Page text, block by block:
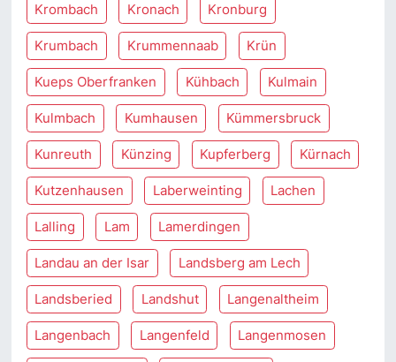
Krombach Kronach Kronburg
Krumbach Krummennaab Krün
Kueps Oberfranken Kühbach Kulmain
Kulmbach Kumhausen Kümmersbruck
Kunreuth Künzing Kupferberg Kürnach
Kutzenhausen Laberweinting Lachen
Lalling Lam Lamerdingen
Landau an der Isar Landsberg am Lech
Landsberied Landshut Langenaltheim
Langenbach Langenfeld Langenmosen